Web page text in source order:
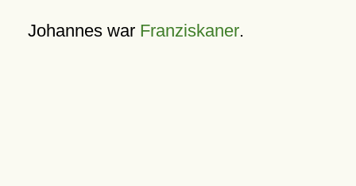
Johannes war Franziskaner.